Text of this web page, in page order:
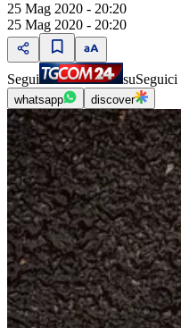
25 Mag 2020 - 20:20
25 Mag 2020 - 20:20
Segui suSeguici
whatsapp discover